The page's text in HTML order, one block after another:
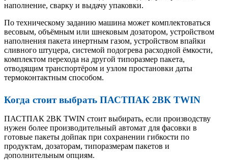
наполнение, сварку и выдачу упаковки.
По техническому заданию машина может комплектоваться
весовым, объёмным или шнековым дозатором, устройством
наполнения пакета инертным газом, устройством впайки
сливного штуцера, системой подогрева расходной ёмкости,
комплектом перехода на другой типоразмер пакета,
отводящим транспортёром и узлом простановки даты
термоконтактным способом.
Когда стоит выбрать ПАСТПАК 2ВК TWIN
ПАСТПАК 2ВК TWIN стоит выбирать, если производству
нужен более производительный автомат для фасовки в
готовые пакеты дойпак при сохранении гибкости по
продуктам, дозаторам, типоразмерам пакетов и
дополнительным опциям.